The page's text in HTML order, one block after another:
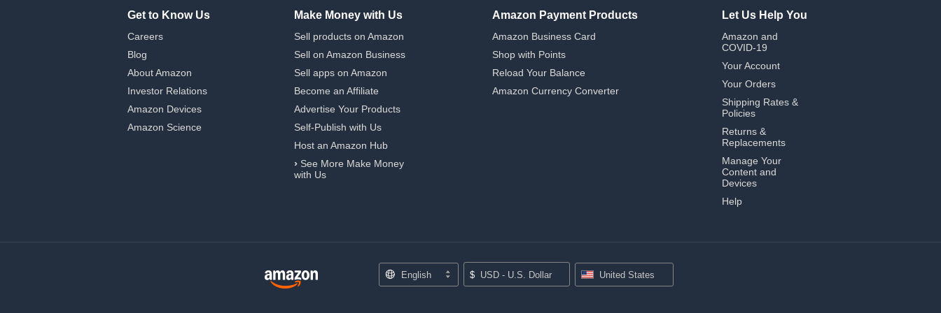
Get to Know Us
Careers
Blog
About Amazon
Investor Relations
Amazon Devices
Amazon Science
Make Money with Us
Sell products on Amazon
Sell on Amazon Business
Sell apps on Amazon
Become an Affiliate
Advertise Your Products
Self-Publish with Us
Host an Amazon Hub
› See More Make Money
with Us
Amazon Payment Products
Amazon Business Card
Shop with Points
Reload Your Balance
Amazon Currency Converter
Let Us Help You
Amazon and
COVID-19
Your Account
Your Orders
Shipping Rates &
Policies
Returns &
Replacements
Manage Your
Content and
Devices
Help
English $ USD - U.S. Dollar United States